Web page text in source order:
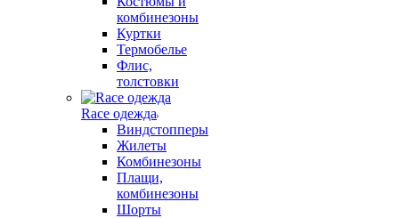
комбинезоны
Куртки
Термобелье
Флис,
толстовки
Race одежда
Виндстопперы
Жилеты
Комбинезоны
Плащи,
комбинезоны
Шорты